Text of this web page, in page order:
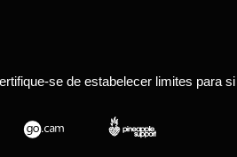
se de estabelecer limites para